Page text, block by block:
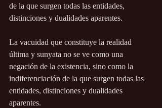
de la que surgen todas las entidades,
distinciones y dualidades aparentes.
La vacuidad que constituye la realidad
última y sunyata no se ve como una
negación de la existencia, sino como la
indiferenciación de la que surgen todas las
entidades, distinciones y dualidades
aparentes.